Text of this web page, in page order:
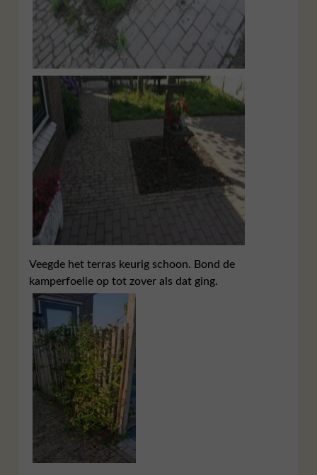
Veegde het terras keurig schoon. Bond de
kamperfoelie op tot zover als dat ging.